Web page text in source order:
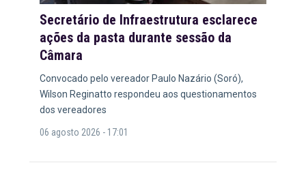
Secretário de Infraestrutura esclarece
ações da pasta durante sessão da
Câmara
Convocado pelo vereador Paulo Nazário (Soró),
Wilson Reginatto respondeu aos questionamentos
dos vereadores
06 agosto 2026 - 17:01